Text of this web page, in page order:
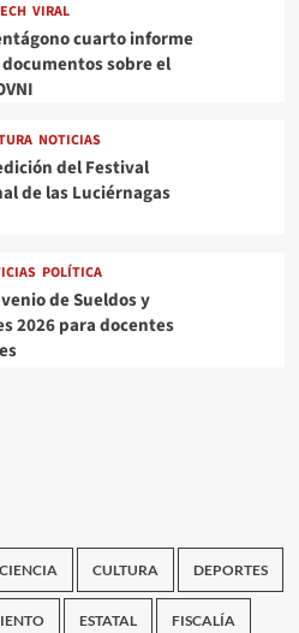
VIRAL
cuarto informe
sobre el
NOTICIAS
del Festival
de las Luciérnagas
POLÍTICA
de Sueldos y
2026 para docentes
CIENCIA CULTURA DEPORTES
ESTATAL FISCALÍA